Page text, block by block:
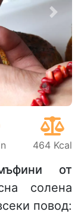
464 Kcal
от
солена
повод: